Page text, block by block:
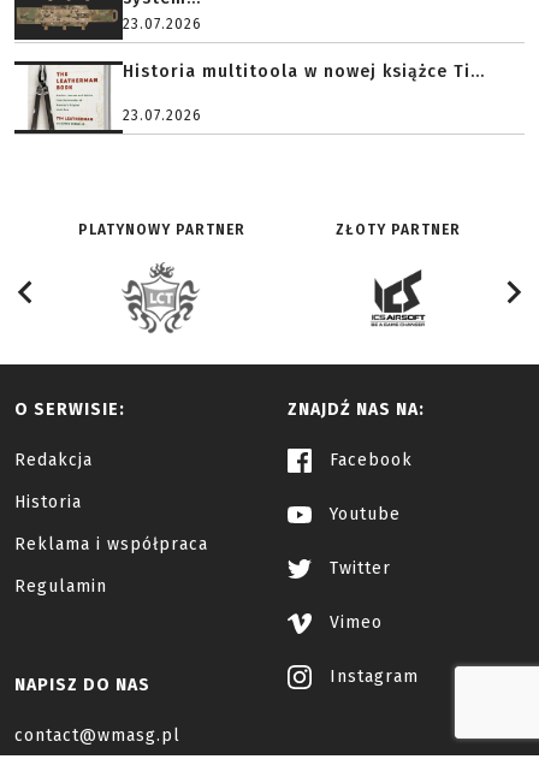
23.07.2026
Historia multitoola w nowej książce Ti...
23.07.2026
PLATYNOWY PARTNER ZŁOTY PARTNER
O SERWISIE:
Redakcja
Historia
Reklama i współpraca
Regulamin
ZNAJDŹ NAS NA:
Facebook
Youtube
Twitter
Vimeo
Instagram
NAPISZ DO NAS
contact@wmasg.pl